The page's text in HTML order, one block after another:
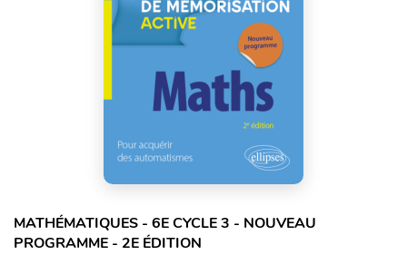
MATHÉMATIQUES - 6E CYCLE 3 - NOUVEAU
PROGRAMME - 2E ÉDITION